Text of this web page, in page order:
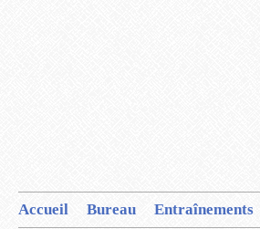
Accueil Bureau Entraînements